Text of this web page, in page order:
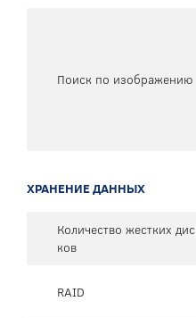
Поиск по изображению
ХРАНЕНИЕ ДАННЫХ
Количество жестких дис
ков
RAID